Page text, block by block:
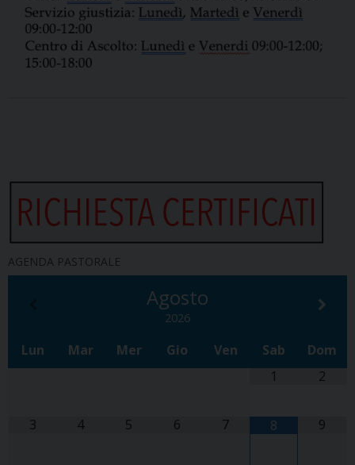
AGENDA PASTORALE
Agosto
2026
Lun Mar Mer Gio Ven Sab
Dom
1
2
3 4 5 6 7 8 9